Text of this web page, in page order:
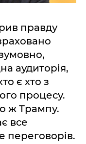
правду
аудиторія,
є хто з
процесу.
ж Трампу.
все
переговорів.